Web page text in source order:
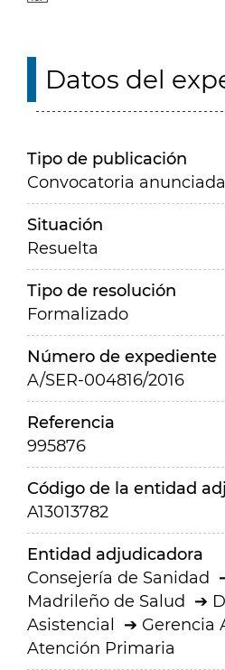
Datos del
Tipo de publicación
Convocatoria
Situación
Resuelta
Tipo de resolución
Formalizado
Número de expediente
A/SER-004816/2016
Referencia
995876
Código de la entidad
A13013782
Entidad adjudicadora
Consejería de Sanidad
Madrileño de Salud
Asistencial
Gerencia
Atención Primaria